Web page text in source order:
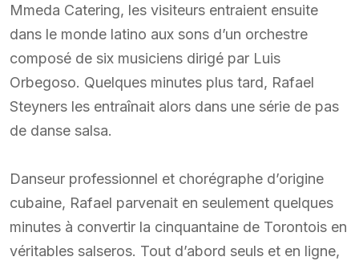
Mmeda Catering, les visiteurs entraient ensuite
dans le monde latino aux sons d’un orchestre
composé de six musiciens dirigé par Luis
Orbegoso. Quelques minutes plus tard, Rafael
Steyners les entraînait alors dans une série de pas
de danse salsa.
Danseur professionnel et chorégraphe d’origine
cubaine, Rafael parvenait en seulement quelques
minutes à convertir la cinquantaine de Torontois en
véritables salseros. Tout d’abord seuls et en ligne,